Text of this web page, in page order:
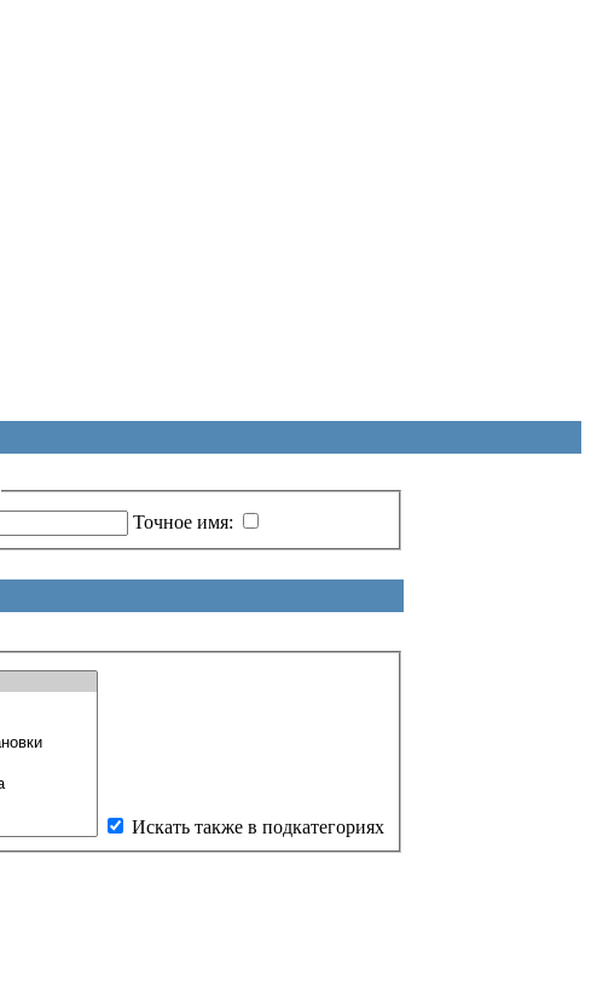
Точное имя:
Искать также в подкатегориях